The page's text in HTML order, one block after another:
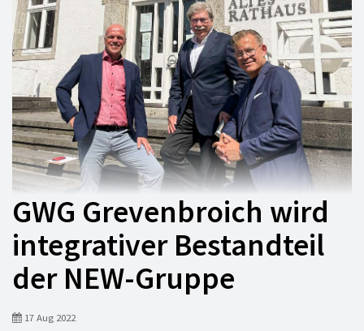
GWG Grevenbroich wird
integrativer Bestandteil
der NEW-Gruppe
17 Aug 2022